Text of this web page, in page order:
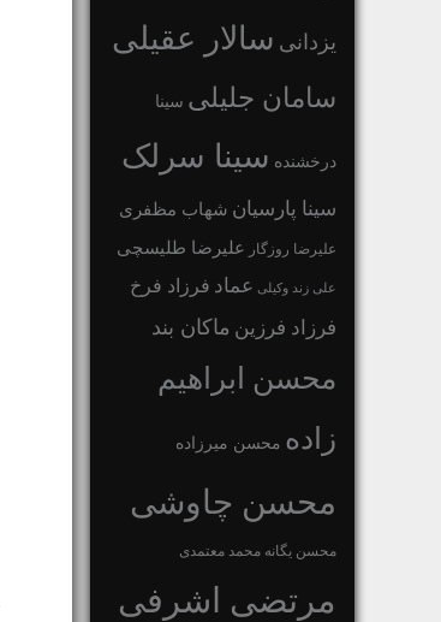
یزدانی سالار عقیلی
سامان جلیلی سینا
درخشنده سینا سرلک
سینا پارسیان شهاب مظفری
علیرضا روزگار علیرضا طلیسچی
علی زند وکیلی عماد فرزاد فرخ
فرزاد فرزین ماکان بند
محسن ابراهیم
زاده محسن میرزاده
محسن چاوشی
محسن یگانه محمد معتمدی
مرتضی اشرفی